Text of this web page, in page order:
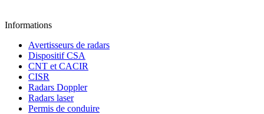
Informations
Avertisseurs de radars
Dispositif CSA
CNT et CACIR
CISR
Radars Doppler
Radars laser
Permis de conduire